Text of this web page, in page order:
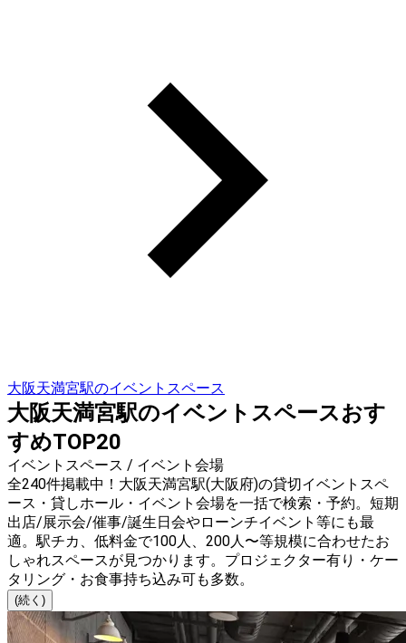
大阪天満宮駅のイベントスペース
大阪天満宮駅のイベントスペースおす
すめTOP20
イベントスペース / イベント会場
全240件掲載中！大阪天満宮駅(大阪府)の貸切イベントスペ
ース・貸しホール・イベント会場を一括で検索・予約。短期
出店/展示会/催事/誕生日会やローンチイベント等にも最
適。駅チカ、低料金で100人、200人〜等規模に合わせたお
しゃれスペースが見つかります。プロジェクター有り・ケー
タリング・お食事持ち込み可も多数。
(続く)